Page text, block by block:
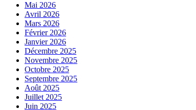
Mai 2026
Avril 2026
Mars 2026
Février 2026
Janvier 2026
Décembre 2025
Novembre 2025
Octobre 2025
Septembre 2025
Août 2025
Juillet 2025
Juin 2025